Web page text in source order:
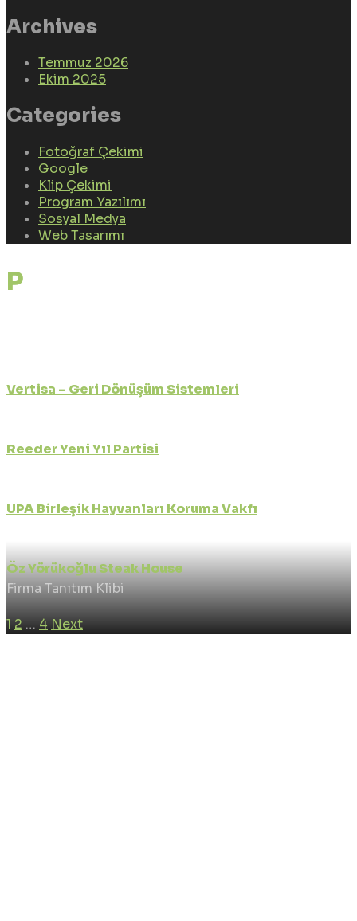
Archives
Temmuz 2026
Ekim 2025
Categories
Fotoğraf Çekimi
Google
Klip Çekimi
Program Yazılımı
Sosyal Medya
Web Tasarımı
Vertisa – Geri Dönüşüm Sistemleri
Reeder Yeni Yıl Partisi
UPA Birleşik Hayvanları Koruma Vakfı
Öz Yörükoğlu Steak House
Firma Tanıtım Klibi
1 2 … 4 Next